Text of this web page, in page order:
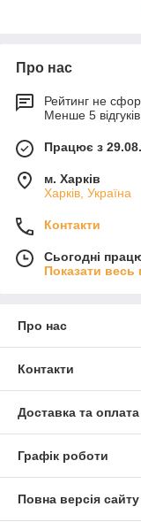
Ремінь на
х 2,5(2) см
х 1,5 см
Ручка на
Лямки для
Набір для
на півкільцях і
Про нас
Рейтинг не
Менше 5
Працює з
м. Харків
Харків, Україна
Контакти
Сьогодні
Показати весь
Про нас
Контакти
Доставка та оплата
Графік роботи
Повна версія сайту